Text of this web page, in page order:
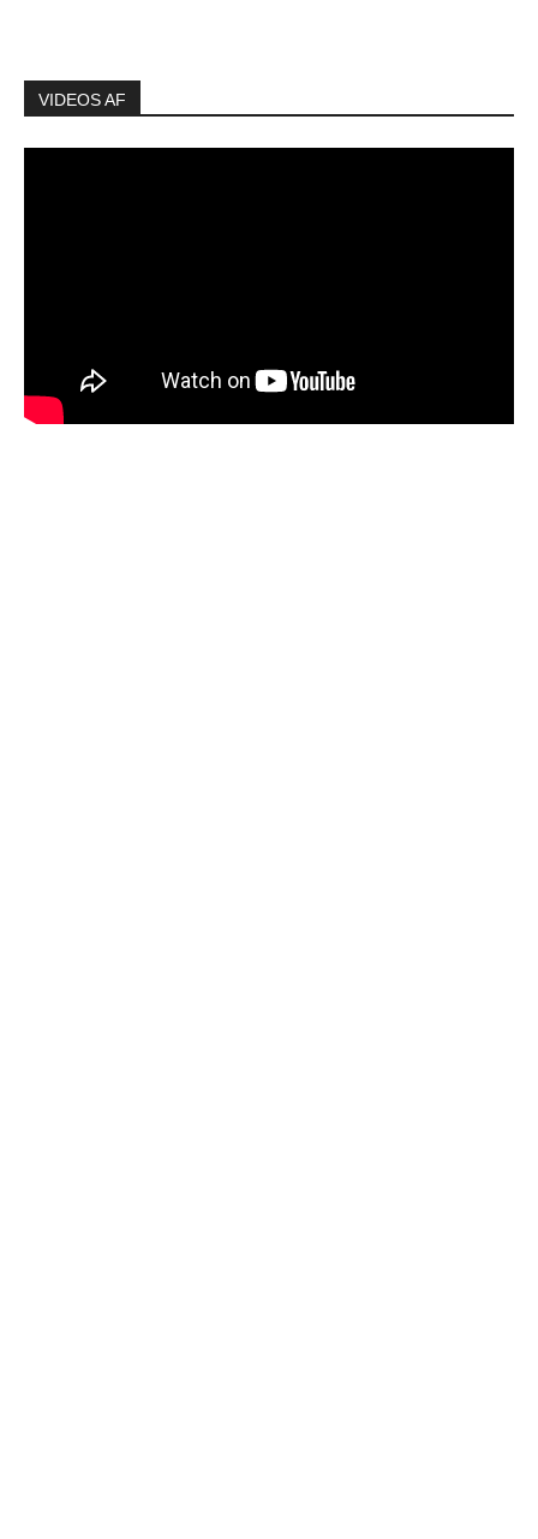
VIDEOS AF